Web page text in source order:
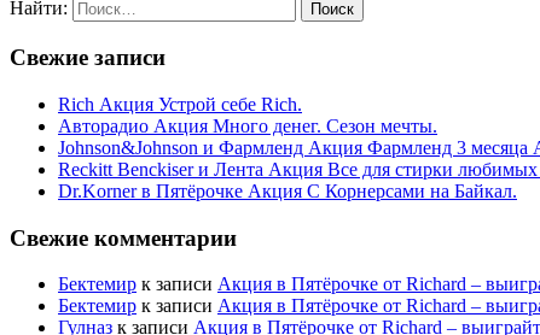
Найти:
Свежие записи
Rich Акция Устрой себе Rich.
Авторадио Акция Много денег. Сезон мечты.
Johnson&Johnson и Фармленд Акция Фармленд 3 месяца
Reckitt Benckiser и Лента Акция Все для стирки
Dr.Korner в Пятёрочке Акция С Корнерсами на Байкал.
Свежие комментарии
Бектемир к записи Акция в Пятёрочке от Richard –
Бектемир к записи Акция в Пятёрочке от Richard –
Гулназ к записи Акция в Пятёрочке от Richard –